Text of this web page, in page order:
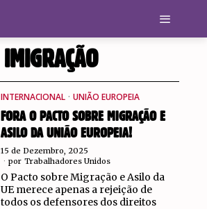
IMIGRAÇÃO
INTERNACIONAL · UNIÃO EUROPEIA
FORA O PACTO SOBRE MIGRAÇÃO E
ASILO DA UNIÃO EUROPEIA!
15 de Dezembro, 2025
por Trabalhadores Unidos
O Pacto sobre Migração e Asilo da
UE merece apenas a rejeição de
todos os defensores dos direitos